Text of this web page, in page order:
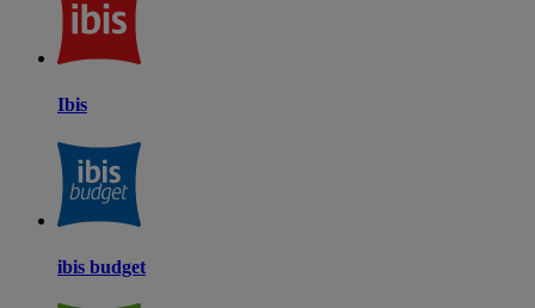
Ibis
ibis budget